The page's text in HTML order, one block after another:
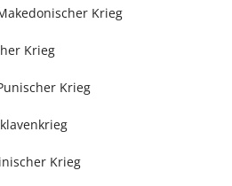
Krieg
Krieg
Krieg
Krieg